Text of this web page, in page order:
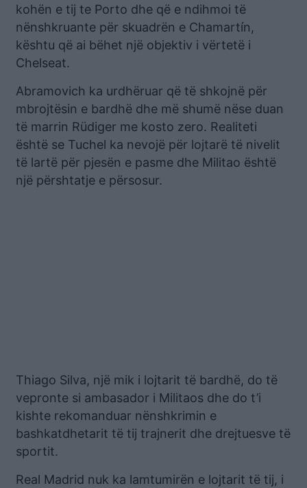
kohën e tij te Porto dhe që e ndihmoi të
nënshkruante për skuadrën e Chamartín,
kështu që ai bëhet një objektiv i vërtetë i
Chelseat.
Abramovich ka urdhëruar që të shkojnë për
mbrojtësin e bardhë dhe më shumë nëse duan
të marrin Rüdiger me kosto zero. Realiteti
është se Tuchel ka nevojë për lojtarë të nivelit
të lartë për pjesën e pasme dhe Militao është
një përshtatje e përsosur.
Thiago Silva, një mik i lojtarit të bardhë, do të
vepronte si ambasador i Militaos dhe do t’i
kishte rekomanduar nënshkrimin e
bashkatdhetarit të tij trajnerit dhe drejtuesve të
sportit.
Real Madrid nuk ka lamtumirën e lojtarit të tij, i